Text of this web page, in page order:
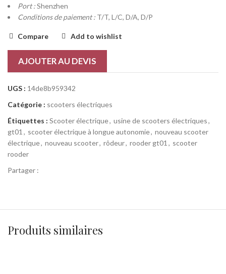
Port :Shenzhen
Conditions de paiement : T/T, L/C, D/A, D/P
Compare Add to wishlist
AJOUTER AU DEVIS
UGS : 14de8b959342
Catégorie : scooters électriques
Étiquettes : Scooter électrique, usine de scooters électriques,
gt01, scooter électrique à longue autonomie, nouveau scooter
électrique, nouveau scooter, rôdeur, rooder gt01, scooter
rooder
Partager :
Produits similaires